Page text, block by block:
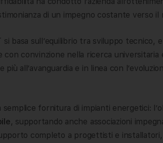
di un impegno costante verso il
si basa sull’equilibrio tra sviluppo tecnico,
con convinzione nella ricerca
all’avanguardia e in linea con
semplice fornitura di impianti energetici:
, supportando anche associazioni
completo a progettisti e